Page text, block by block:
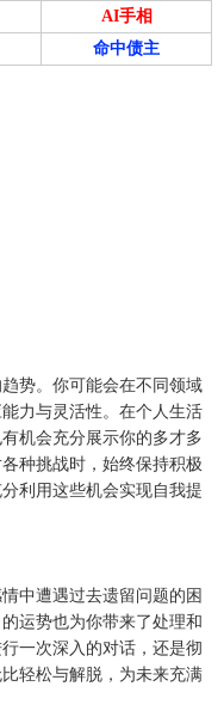
AI手相
命中债主
势。你可能会在不同领域
力与灵活性。在个人生活
机会充分展示你的多才多
种挑战时，始终保持积极
利用这些机会实现自我提
中遭遇过去遗留问题的困
运势也为你带来了处理和
一次深入的对话，还是彻
轻松与解脱，为未来充满